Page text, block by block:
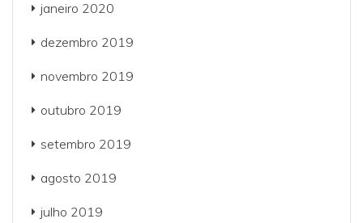
janeiro 2020
dezembro 2019
novembro 2019
outubro 2019
setembro 2019
agosto 2019
julho 2019